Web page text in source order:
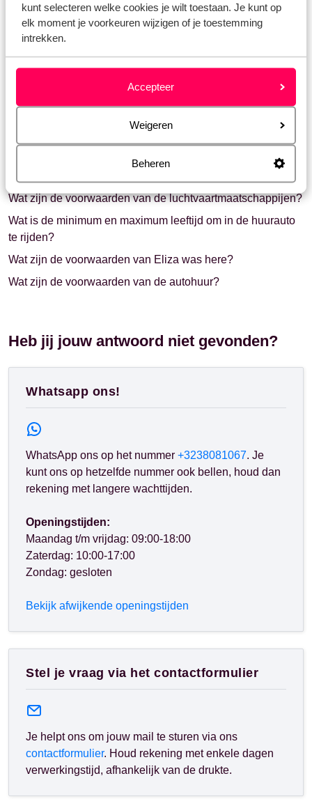
kunt selecteren welke cookies je wilt toestaan. Je kunt op
elk moment je voorkeuren wijzigen of je toestemming
intrekken.
Accepteer
Weigeren
Beheren
Vragen over hetzelfde onderwerp
Kan ik mijn vakantie kosteloos annuleren?
Wat zijn de kosten als ik de vakantie ga annuleren?
Zijn er andere mogelijkheden dan annuleren?
Gerelateerde vragen
Wat zijn de voorwaarden van de luchtvaartmaatschappijen?
Wat is de minimum en maximum leeftijd om in de huurauto
te rijden?
Wat zijn de voorwaarden van Eliza was here?
Wat zijn de voorwaarden van de autohuur?
Heb jij jouw antwoord niet gevonden?
Whatsapp ons!
WhatsApp ons op het nummer +3238081067. Je
kunt ons op hetzelfde nummer ook bellen, houd dan
rekening met langere wachttijden.
Openingstijden:
Maandag t/m vrijdag: 09:00-18:00
Zaterdag: 10:00-17:00
Zondag: gesloten
Bekijk afwijkende openingstijden
Stel je vraag via het contactformulier
Je helpt ons om jouw mail te sturen via ons
contactformulier. Houd rekening met enkele dagen
verwerkingstijd, afhankelijk van de drukte.